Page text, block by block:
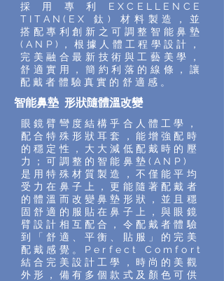
採用專利EXCELLENCE
TITAN(EX 鈦) 材料製造，並
搭配專利創新之可調整智能鼻墊
(ANP)，根據人體工程學設計，
完美融合最新技術與工藝美學，
舒適實用，簡約利落的線條，讓
配戴者體驗真實的舒適感。
智能鼻墊 形狀隨體溫改變
眼鏡臂彎度結構乎合人體工學，
配合特殊形狀耳套，能增強配時
的穩定性，大大減低配戴時的壓
力；可調整的智能鼻墊(ANP)
是用特殊材質製造，不僅能平均
受力在鼻子上，更能隨著配戴者
的體溫而改變鼻墊形狀，並且穩
固舒適的服貼在鼻子上，與眼鏡
臂設計相互配合，令配戴者體驗
到「舒適、平衡、貼服」的完美
配戴感覺。Perfect Comfort
結合完美設計工學，時尚的美觀
外形，備有多個款式及顏色可供